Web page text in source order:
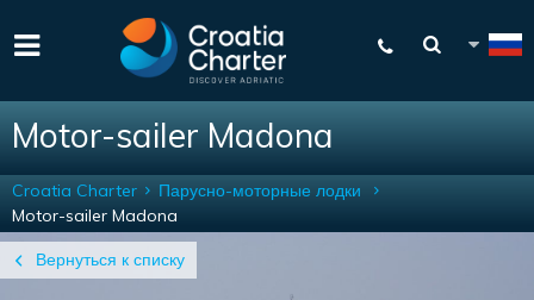
Motor-sailer Madona
Вернуться к списку
Croatia Charter
Парусно-моторные лодки
Motor-sailer Madona